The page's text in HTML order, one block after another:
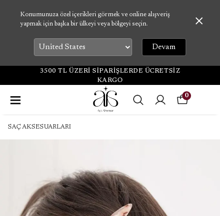
Konumunuza özel içerikleri görmek ve online alışveriş
yapmak için başka bir ülkeyi veya bölgeyi seçin.
Devam
3500 TL ÜZERİ SİPARİŞLERDE ÜCRETSİZ
KARGO
0
SAÇ AKSESUARLARI